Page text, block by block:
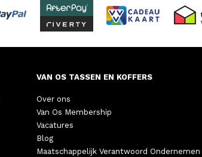
VAN OS TASSEN EN KOFFERS
Over ons
Van Os Membership
Vacatures
Blog
Maatschappelijk Verantwoord Ondernemen